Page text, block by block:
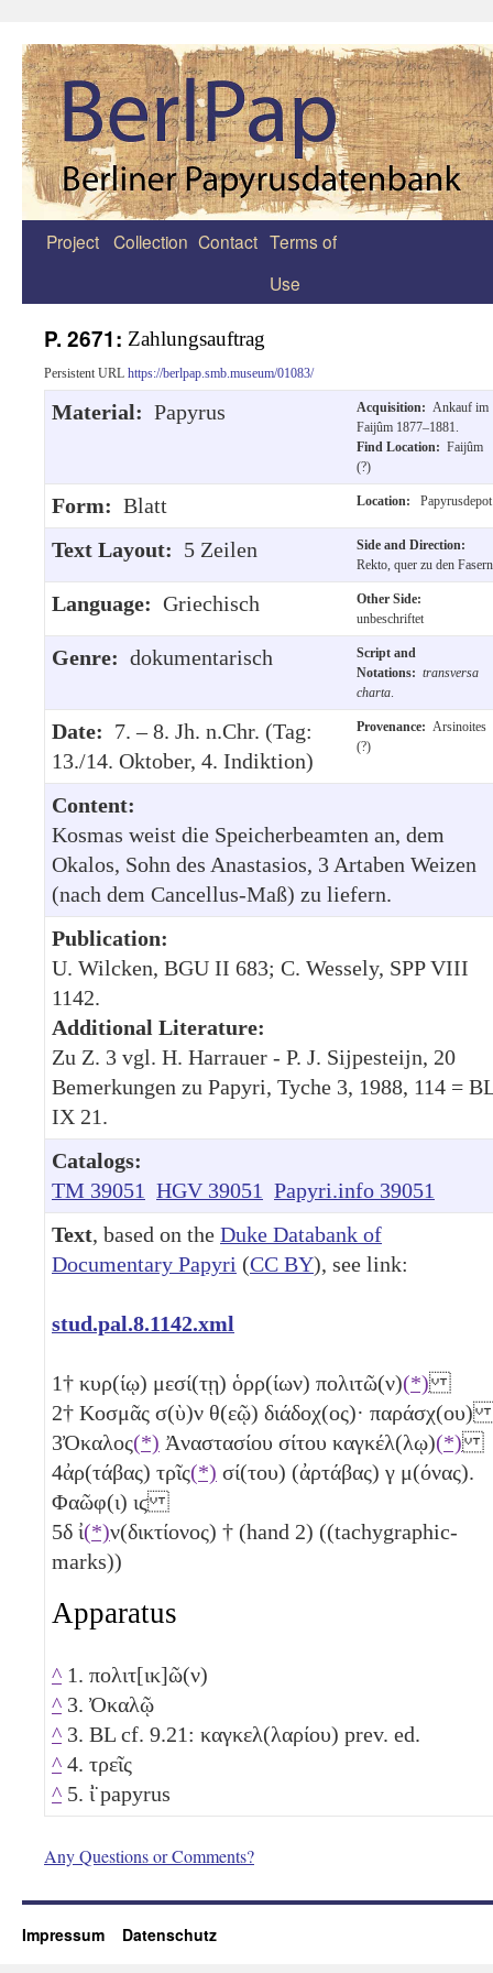
Zum
Project Collection Contact Terms of
Use
P. 2671: Zahlungsauftrag
Persistent URL https://berlpap.smb.museum/01083/
Material: Papyrus Acquisition: Ankauf im
Faijûm 1877–1881.
Find Location: Faijûm
(?)
Form: Blatt Location: Papyrusdepot
Text Layout: 5 Zeilen
Side and Direction:
Rekto, quer zu den Fasern
Language: Griechisch
Other Side:
unbeschriftet
Genre: dokumentarisch
Script and
Notations: transversa
charta
Date: 7. – 8. Jh. n.Chr. (Tag:
13./14. Oktober, 4. Indiktion)
Provenance: Arsinoites
(?)
Content:
Kosmas weist die Speicherbeamten an, dem
Okalos, Sohn des Anastasios, 3 Artaben Weizen
(nach dem Cancellus-Maß) zu liefern.
Publication:
U. Wilcken, BGU II 683; C. Wessely, SPP VIII
1142.
Additional Literature:
Zu Z. 3 vgl. H. Harrauer - P. J. Sijpesteijn, 20
Bemerkungen zu Papyri, Tyche 3, 1988, 114 =
IX 21.
Catalogs:
TM 39051 HGV 39051 Papyri.info 39051
Text, based on the Duke Databank of
Documentary Papyri (CC BY), see link:
stud.pal.8.1142.xml
1† κυρ(ίῳ) μεσί(τῃ) ὁρρ(ίων) πολιτῶ(ν)(*)
2† Κοσμᾶς σ(ὺ)ν θ(εῷ) διάδοχ(ος)·
3Ὀκαλος(*) Ἀναστασίου σίτου καγκέλ(λῳ)(*)
4ἀρ(τάβας) τρῖς(*) σί(του) (ἀρτάβας) γ μ(όνας).
Φαῶφ(ι) ιϛ
5δ ἰ(*)ν(δικτίονος) † (hand 2) ((tachygraphic-
marks))
Apparatus
^ 1. πολιτ[ικ]ῶ(ν)
^ 3. Ὀκαλῷ
^ 3. BL cf. 9.21: καγκελ(λαρίου) prev. ed.
^ 4. τρεῖς
^ 5. ἰ̈ papyrus
Any Questions or Comments?
Impressum Datenschutz